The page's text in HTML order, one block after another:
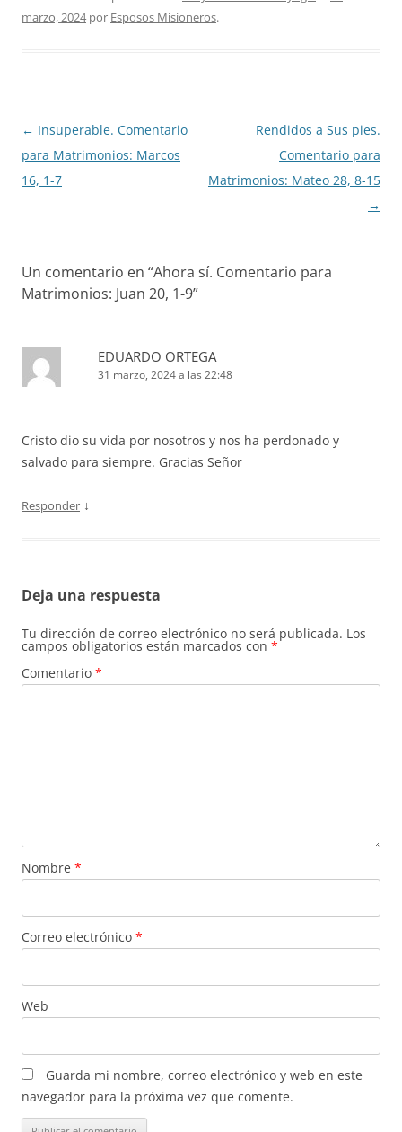
marzo, 2024por Esposos Misioneros.
Navegación
de
entradas
← Insuperable. Comentario
para Matrimonios: Marcos
16, 1-7
Rendidos a Sus pies.
Comentario para
Matrimonios: Mateo 28, 8-15
→
Un comentario en “Ahora sí. Comentario para
Matrimonios: Juan 20, 1-9”
EDUARDO ORTEGA
31 marzo, 2024 a las 22:48
Cristo dio su vida por nosotros y nos ha perdonado y
salvado para siempre. Gracias Señor
Responder ↓
Deja una respuesta
Tu dirección de correo electrónico no será publicada. Los
campos obligatorios están marcados con *
Comentario *
Nombre *
Correo electrónico *
Web
Guarda mi nombre, correo electrónico y web en este
navegador para la próxima vez que comente.